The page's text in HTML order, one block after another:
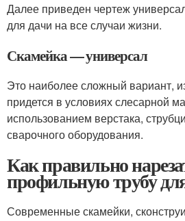
Далее приведен чертеж
для дачи на все случаи жизни.
Скамейка — универсал
Это наиболее сложный вариант,
придется в условиях слесарной
использованием верстака,
сварочного оборудования.
Как правильно
профильную трубу
Современные скамейки,